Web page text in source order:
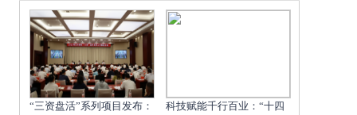
“三资盘活”系列项目发布：
科技赋能千行百业：“十四